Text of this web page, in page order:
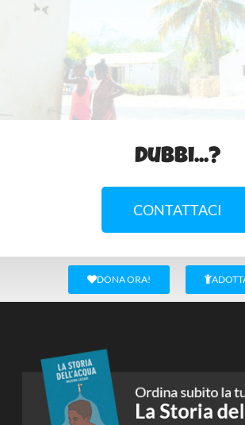
Dubbi...?
CONTATTACI
DONA ORA!